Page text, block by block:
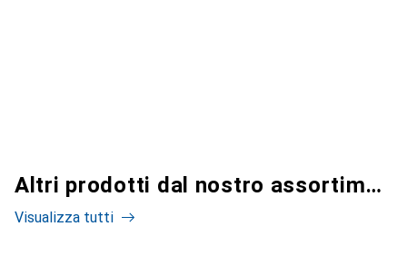
Altri prodotti dal nostro assortimento
Visualizza tutti